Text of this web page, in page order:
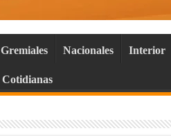
Gremiales Nacionales Interior
Cotidianas